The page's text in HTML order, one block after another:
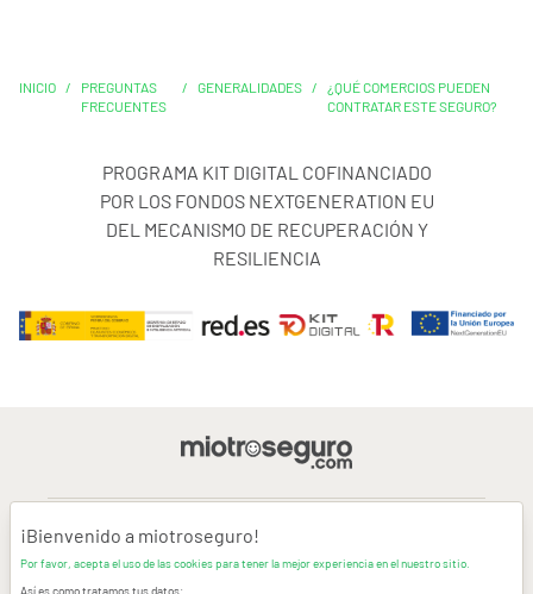
INICIO /
PREGUNTAS
FRECUENTES
/ GENERALIDADES /
¿QUÉ COMERCIOS PUEDEN
CONTRATAR ESTE SEGURO?
PROGRAMA KIT DIGITAL COFINANCIADO
POR LOS FONDOS NEXTGENERATION EU
DEL MECANISMO DE RECUPERACIÓN Y
RESILIENCIA
AVISO LEGAL
¡Bienvenido a miotroseguro!
Por favor, acepta el uso de las cookies para tener la mejor experiencia en el nuestro sitio.
Así es como tratamos tus datos: